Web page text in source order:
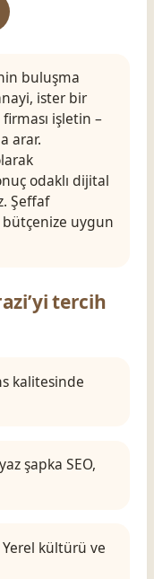
buluşma
ister bir
işletin –
arar.
odaklı dijital
Şeffaf
uygun
tercih
kalitesinde
şapka SEO,
kültürü ve